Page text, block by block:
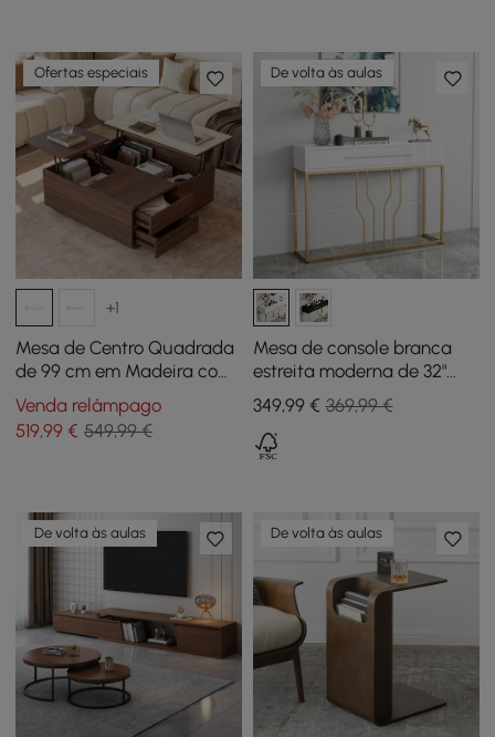
Ofertas especiais
+1
Mesa de Centro Quadrada
de 99 cm em Madeira com
Tampo Elevatório Duplo,
Pedra Sinterizada e
Arrumação
Venda relâmpago
519,99 € 549,99 €
De volta às aulas
Mesa de console branca
estreita moderna de 32"
com armazenamento Mesa
de entrada de madeira
com gavetas
349,99€ 369,99 €
De volta às aulas De volta às aulas